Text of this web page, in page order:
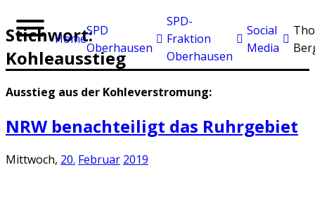
Home
SPD
Oberhausen
SPD-
Fraktion
Oberhausen
Social
Media
Stichwort:
Kohleausstieg
Ausstieg aus der Kohleverstromung:
NRW benachteiligt das Ruhrgebiet
Mittwoch, 20. Februar 2019